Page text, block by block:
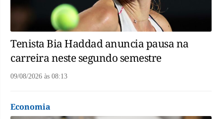
Tenista Bia Haddad anuncia pausa na
carreira neste segundo semestre
09/08/2026 às 08:13
Economia